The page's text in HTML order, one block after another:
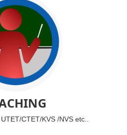
CTET/KVS /NVS etc..